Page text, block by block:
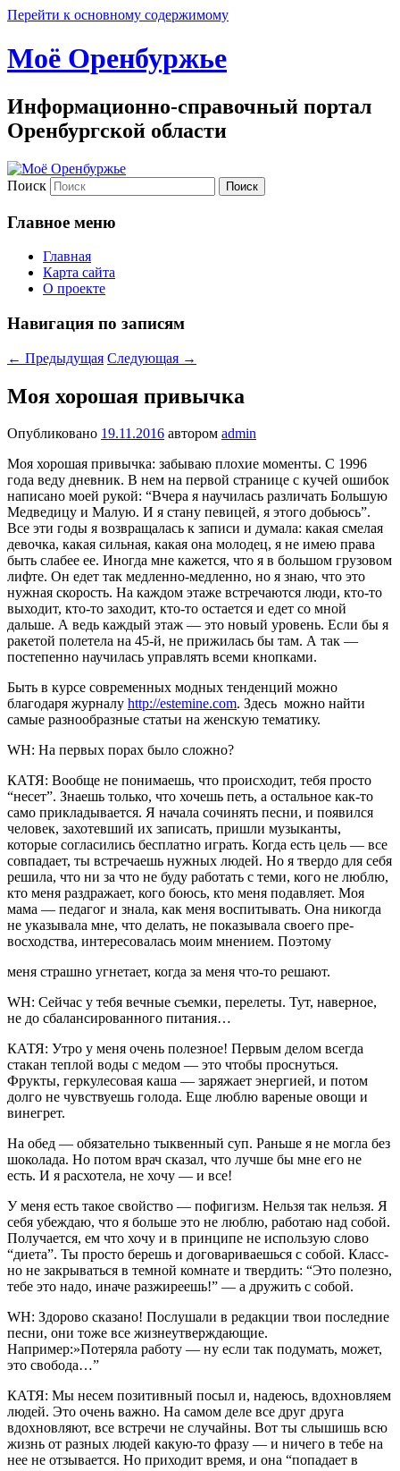
Перейти к основному содержимому
Моё Оренбуржье
Информационно-справочный портал
Оренбургской области
Поиск
Главное меню
Главная
Карта сайта
О проекте
Навигация по записям
← Предыдущая Следующая →
Моя хорошая при­вычка
Опубликовано 19.11.2016 автором admin
Моя хорошая при­вычка: забываю плохие мо­менты. С 1996
года веду дневник. В нем на первой странице с кучей ошибок
написано моей рукой: “Вче­ра я научилась различать Большую
Медведицу и Ма­лую. И я стану певицей, я этого добьюсь”.
Все эти годы я возвращалась к запи­си и думала: какая смелая
девочка, какая сильная, ка­кая она молодец, я не имею права
быть слабее ее. Иног­да мне кажется, что я в боль­шом грузовом
лифте. Он едет так медленно-медлен­но, но я знаю, что это
нуж­ная скорость. На каждом этаже встречаются люди, кто-то
выходит, кто-то захо­дит, кто-то остается и едет со мной
дальше. А ведь каж­дый этаж — это новый уро­вень. Если бы я
ракетой полетела на 45-й, не прижи­лась бы там. А так —
посте­пенно научилась управлять всеми кнопками.
Быть в курсе современных модных тенденций можно
благодаря журналу http://estemine.com. Здесь можно найти
самые разнообразные статьи на женскую тематику.
WH: На первых порах было сложно?
КАТЯ: Вообще не понимаешь, что происходит, тебя просто
“несет”. Знаешь только, что хочешь петь, а остальное как-то
само прикладывает­ся. Я начала сочинять песни, и появился
человек, захотев­ший их записать, пришли музыканты,
которые согла­сились бесплатно играть. Когда есть цель — все
совпа­дает, ты встречаешь нужных людей. Но я твердо для себя
решила, что ни за что не буду работать с теми, кого не люблю,
кто меня раздра­жает, кого боюсь, кто меня подавляет. Моя
мама — педа­гог и знала, как меня воспи­тывать. Она никогда
не ука­зывала мне, что делать, не показывала своего пре­
восходства, интересовалась моим мнением. Поэтому
меня страшно угнетает, ког­да за меня что-то решают.
WH: Сейчас у тебя вечные съем­ки, перелеты. Тут, наверное,
не до сбалансированного питания…
КАТЯ: Утро у меня очень по­лезное! Первым делом всег­да
стакан теплой воды с ме­дом — это чтобы проснуться.
Фрукты, геркулесовая каша — заряжает энергией, и потом
долго не чувству­ешь голода. Еще люблю ва­реные овощи и
винегрет.
На обед — обязательно тык­венный суп. Раньше я не мо­гла без
шоколада. Но потом врач сказал, что лучше бы мне его не
есть. И я расхоте­ла, не хочу — и все!
У меня есть такое свойст­во — пофигизм. Нельзя так нельзя. Я
себя убеждаю, что я больше это не люблю, ра­ботаю над собой.
Получает­ся, ем что хочу и в принципе не использую слово
“диета”. Ты просто берешь и догова­риваешься с собой. Класс­
но не закрываться в темной комнате и твердить: “Это полезно,
тебе это надо, ина­че разжиреешь!” — а дру­жить с собой.
WH: Здорово сказано! Послушали в редакции твои последние
песни, они тоже все жизнеутвержда­ющие.
Например:»Потеряла рабо­ту — ну если так подумать, мо­жет,
это свобода…”
КАТЯ: Мы несем позитив­ный посыл и, надеюсь, вдох­новляем
людей. Это очень важно. На самом деле все друг друга
вдохновляют, все встречи не случайны. Вот ты слышишь всю
жизнь от разных людей какую-то фразу — и ничего в тебе на
нее не отзывается. Но при­ходит время, и она “попада­ет в